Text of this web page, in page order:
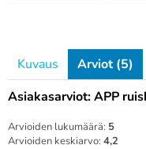
Kuvaus
Arviot (5)
Asiakasarviot: APP
Arvioiden lukumäärä: 5
Arvioiden keskiarvo: 4,2